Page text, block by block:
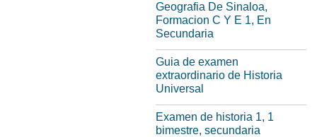
Geografia De Sinaloa,
Formacion C Y E 1, En
Secundaria
Guia de examen
extraordinario de Historia
Universal
Examen de historia 1, 1
bimestre, secundaria